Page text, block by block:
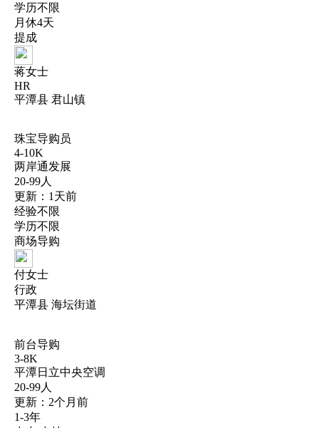
学历不限
月休4天
提成
蒋女士
HR
平潭县 君山镇
珠宝导购员
4-10K
两岸通发展
20-99人
更新：1天前
经验不限
学历不限
商场导购
付女士
行政
平潭县 海坛街道
前台导购
3-8K
平潭日立中央空调
20-99人
更新：2个月前
1-3年